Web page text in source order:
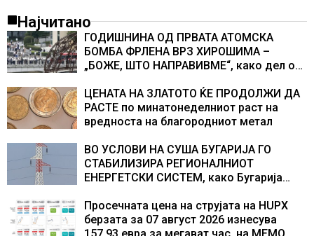
Најчитано
ГОДИШНИНА ОД ПРВАТА АТОМСКА
БОМБА ФРЛЕНА ВРЗ ХИРОШИМА –
„БОЖЕ, ШТО НАПРАВИВМЕ“, како дел од
учесниците во бомбардирањето го
доживуваа овој настан што го промени
текот на историјата
ЦЕНАТА НА ЗЛАТОТО ЌЕ ПРОДОЛЖИ ДА
РАСТЕ по минатонеделниот раст на
вредноста на благородниот метал
ВО УСЛОВИ НА СУША БУГАРИЈА ГО
СТАБИЛИЗИРА РЕГИОНАЛНИОТ
ЕНЕРГЕТСКИ СИСТЕМ, како Бугарија
складирање на енергија од батерии
Просечната цена на струјата на HUPX
берзата за 07 август 2026 изнесува